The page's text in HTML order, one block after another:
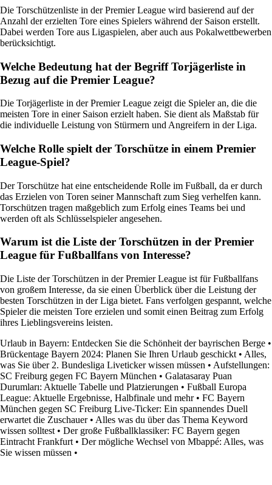
Die Torschützenliste in der Premier League wird basierend auf der
Anzahl der erzielten Tore eines Spielers während der Saison erstellt.
Dabei werden Tore aus Ligaspielen, aber auch aus Pokalwettbewerben
berücksichtigt.
Welche Bedeutung hat der Begriff Torjägerliste in
Bezug auf die Premier League?
Die Torjägerliste in der Premier League zeigt die Spieler an, die die
meisten Tore in einer Saison erzielt haben. Sie dient als Maßstab für
die individuelle Leistung von Stürmern und Angreifern in der Liga.
Welche Rolle spielt der Torschütze in einem Premier
League-Spiel?
Der Torschütze hat eine entscheidende Rolle im Fußball, da er durch
das Erzielen von Toren seiner Mannschaft zum Sieg verhelfen kann.
Torschützen tragen maßgeblich zum Erfolg eines Teams bei und
werden oft als Schlüsselspieler angesehen.
Warum ist die Liste der Torschützen in der Premier
League für Fußballfans von Interesse?
Die Liste der Torschützen in der Premier League ist für Fußballfans
von großem Interesse, da sie einen Überblick über die Leistung der
besten Torschützen in der Liga bietet. Fans verfolgen gespannt, welche
Spieler die meisten Tore erzielen und somit einen Beitrag zum Erfolg
ihres Lieblingsvereins leisten.
Urlaub in Bayern: Entdecken Sie die Schönheit der bayrischen Berge •
Brückentage Bayern 2024: Planen Sie Ihren Urlaub geschickt • Alles,
was Sie über 2. Bundesliga Liveticker wissen müssen • Aufstellungen:
SC Freiburg gegen FC Bayern München • Galatasaray Puan
Durumları: Aktuelle Tabelle und Platzierungen • Fußball Europa
League: Aktuelle Ergebnisse, Halbfinale und mehr• FC Bayern
München gegen SC Freiburg Live-Ticker: Ein spannendes Duell
erwartet die Zuschauer• Alles was du über das Thema Keyword
wissen solltest • Der große Fußballklassiker: FC Bayern gegen
Eintracht Frankfurt • Der mögliche Wechsel von Mbappé: Alles, was
Sie wissen müssen •